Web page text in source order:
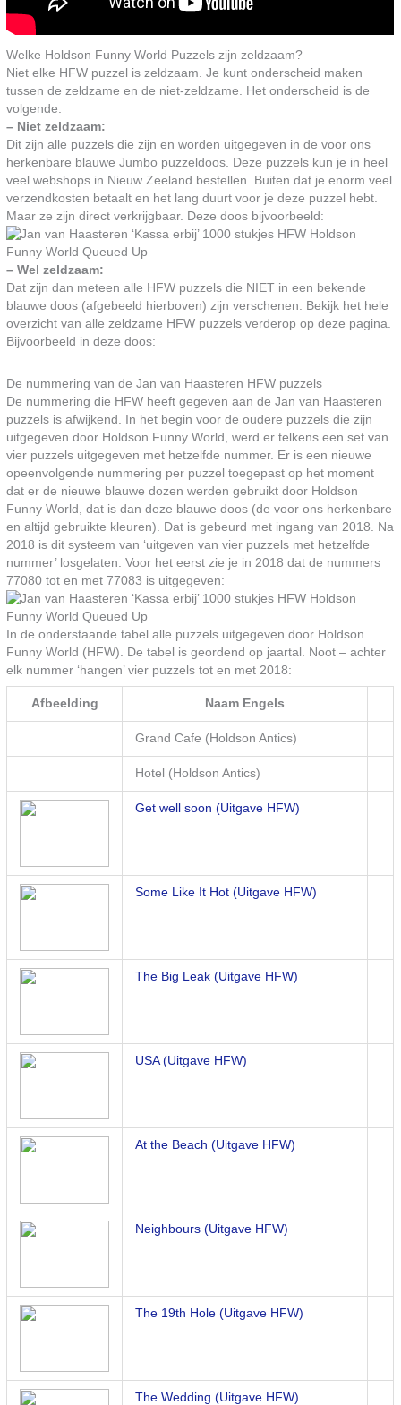
Welke Holdson Funny World Puzzels zijn zeldzaam?
Niet elke HFW puzzel is zeldzaam. Je kunt onderscheid maken
tussen de zeldzame en de niet-zeldzame. Het onderscheid is de
volgende:
– Niet zeldzaam:
Dit zijn alle puzzels die zijn en worden uitgegeven in de voor ons
herkenbare blauwe Jumbo puzzeldoos. Deze puzzels kun je in heel
veel webshops in Nieuw Zeeland bestellen. Buiten dat je enorm veel
verzendkosten betaalt en het lang duurt voor je deze puzzel hebt.
Maar ze zijn direct verkrijgbaar. Deze doos bijvoorbeeld:
– Wel zeldzaam:
Dat zijn dan meteen alle HFW puzzels die NIET in een bekende
blauwe doos (afgebeeld hierboven) zijn verschenen. Bekijk het hele
overzicht van alle zeldzame HFW puzzels verderop op deze pagina.
Bijvoorbeeld in deze doos:
De nummering van de Jan van Haasteren HFW puzzels
De nummering die HFW heeft gegeven aan de Jan van Haasteren
puzzels is afwijkend. In het begin voor de oudere puzzels die zijn
uitgegeven door Holdson Funny World, werd er telkens een set van
vier puzzels uitgegeven met hetzelfde nummer. Er is een nieuwe
opeenvolgende nummering per puzzel toegepast op het moment
dat er de nieuwe blauwe dozen werden gebruikt door Holdson
Funny World, dat is dan deze blauwe doos (de voor ons herkenbare
en altijd gebruikte kleuren). Dat is gebeurd met ingang van 2018. Na
2018 is dit systeem van ‘uitgeven van vier puzzels met hetzelfde
nummer’ losgelaten. Voor het eerst zie je in 2018 dat de nummers
77080 tot en met 77083 is uitgegeven:
In de onderstaande tabel alle puzzels uitgegeven door Holdson
Funny World (HFW). De tabel is geordend op jaartal. Noot – achter
elk nummer ‘hangen’ vier puzzels tot en met 2018:
Afbeelding Naam Engels
Grand Cafe (Holdson Antics)
Hotel (Holdson Antics)
Get well soon (Uitgave HFW)
Some Like It Hot (Uitgave HFW)
The Big Leak (Uitgave HFW)
USA (Uitgave HFW)
At the Beach (Uitgave HFW)
Neighbours (Uitgave HFW)
The 19th Hole (Uitgave HFW)
The Wedding (Uitgave HFW)